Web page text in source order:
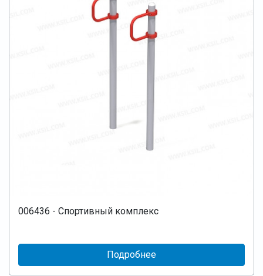
006436 - Спортивный комплекс
Подробнее